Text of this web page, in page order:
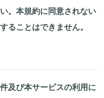
。本規約に同意されない
ることはできません。
及び本サービスの利用に